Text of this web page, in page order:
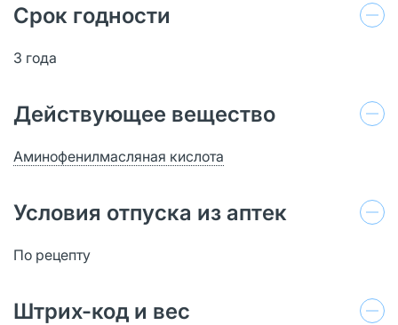
Срок годности
3 года
Действующее вещество
Аминофенилмасляная кислота
Условия отпуска из аптек
По рецепту
Штрих-код и вес